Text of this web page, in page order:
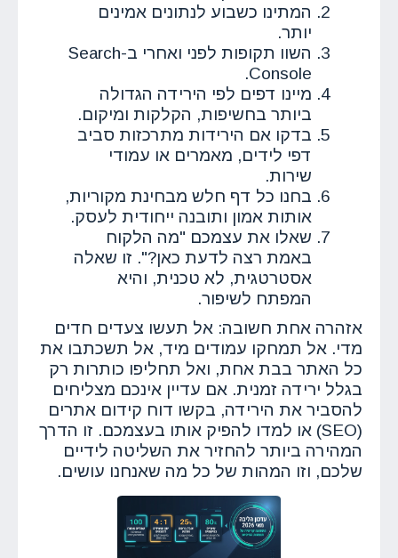
המתינו כשבוע לנתונים אמינים
יותר.
השוו תקופות לפני ואחרי ב-Search
Console.
מיינו דפים לפי הירידה הגדולה
ביותר בחשיפות, הקלקות ומיקום.
בדקו אם הירידות מתרכזות סביב
דפי לידים, מאמרים או עמודי
שירות.
בחנו כל דף חלש מבחינת מקוריות,
אותות אמון ותובנה ייחודית לעסק.
שאלו את עצמכם "מה הלקוח
באמת רצה לדעת כאן?". זו שאלה
אסטרטגית, לא טכנית, והיא
המפתח לשיפור.
אזהרה אחת חשובה: אל תעשו צעדים חדים
מדי. אל תמחקו עמודים מיד, אל תשכתבו את
כל האתר בבת אחת, ואל תחליפו כותרות רק
בגלל ירידה זמנית. אם עדיין אינכם מצליחים
להסביר את הירידה, בקשו דוח קידום אתרים
(SEO) או למדו להפיק אותו בעצמכם. זו הדרך
המהירה ביותר להחזיר את השליטה לידיים
שלכם, וזו המהות של כל מה שאנחנו עושים.